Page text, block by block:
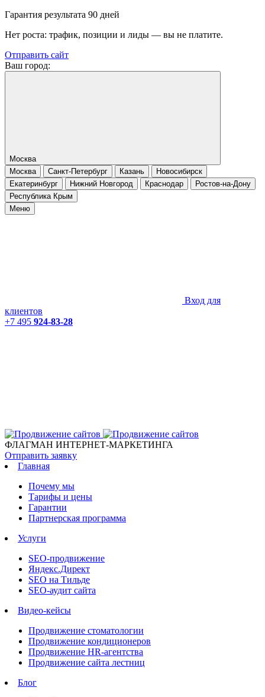
Гарантия результата 90 дней
Нет роста: трафик, позиции и лиды — вы не платите.
Отправить сайт
Ваш город:
Москва
Москва
Санкт-Петербург Казань
Новосибирск
Екатеринбург
Нижний Новгород Краснодар
Ростов-на-Дону
Республика Крым
Меню
Вход для
клиентов
+7 495 924-83-28
ФЛАГМАН ИНТЕРНЕТ-МАРКЕТИНГА
Отправить заявку
Главная
Почему мы
Тарифы и цены
Гарантии
Партнерская программа
Услуги
SEO-продвижение
Яндекс.Директ
SEO на Тильде
SEO-аудит сайта
Видео-кейсы
Продвижение стоматологии
Продвижение кондиционеров
Продвижение HR-агентства
Продвижение сайта лестниц
Блог